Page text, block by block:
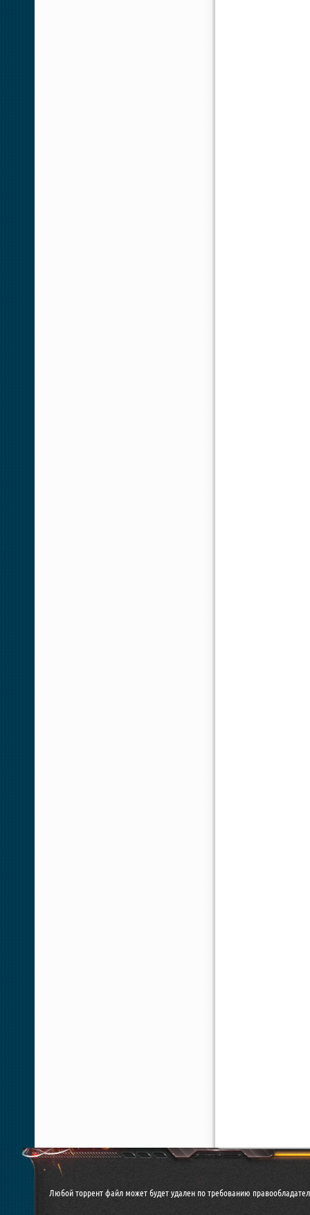
Любой торрент файл может будет удален по требованию